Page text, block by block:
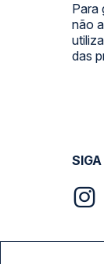
Para
não
das